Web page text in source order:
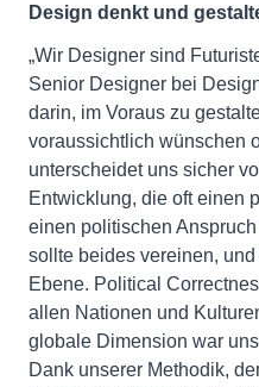
Design denkt und
„Wir Designer sind
Senior Designer bei
darin, im Voraus zu
voraussichtlich wünschen
unterscheidet uns sicher
Entwicklung, die oft einen
einen politischen
sollte beides vereinen,
Ebene. Political
allen Nationen und
globale Dimension war
Dank unserer Methodik,